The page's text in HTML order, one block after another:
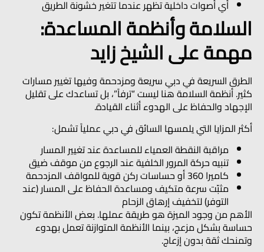
أي أصوات داخلية تظهر عندما تتغير خشونة الطريق
السلامة وأنظمة المساعدة:
مهمة على الشيخ زايد
الطرق السريعة في دبي سريعة ومزدحمة وفيها تغيير مسارات
كثير. أنظمة السلامة هنا ليست “ترفاً”، بل تساعدك على تقليل
الإجهاد والحفاظ على الهدوء أثناء القيادة.
أكثر المزايا التي يلمسها السائق في دبي عملياً تشمل:
مراقبة النقطة العمياءللمساعدة عند تغيير المسار
تنبيه حركة المرور الخلفيةعند الرجوع من موقف ضيق
كاميرا 360 أو حساسات ركن قوية للمواقف المزدحمة
مثبّت سرعة متكيفومساعدة الحفاظ على المسار (عند
التوفر) لتخفيف إرهاق الزحام
الأهم من وجود الميزة هو طريقة عملها. بعض الأنظمة تكون
حساسة بشكل مزعج، بينما الأنظمة المتوازنة تعمل بهدوء
وتمنحك ثقة بدون إزعاج.